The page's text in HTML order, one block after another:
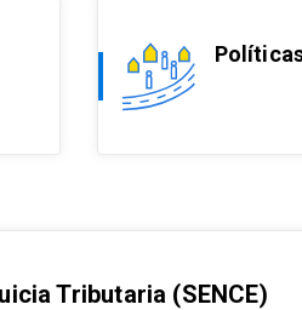
Tributaria (SENCE)